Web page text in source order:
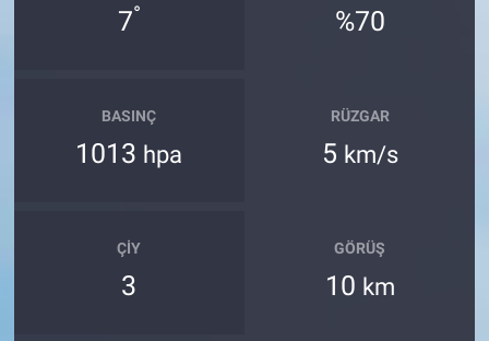
7° %70
BASINÇ
1013 hpa
RÜZGAR
5 km/s
ÇIY
3
GÖRÜŞ
10 km